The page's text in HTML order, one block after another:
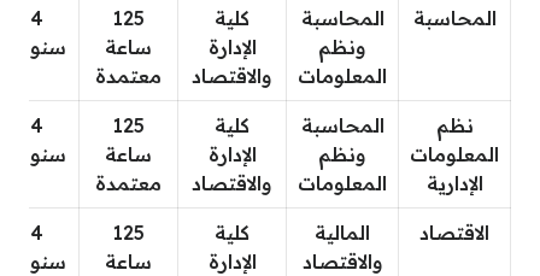
المحاسبة
المحاسبة
ونظم
المعلومات
كلية
الإدارة
والاقتصاد
125
ساعة
معتمدة
4
سنوات
نظم
المعلومات
الإدارية
المحاسبة
ونظم
المعلومات
كلية
الإدارة
والاقتصاد
125
ساعة
معتمدة
4
سنوات
الاقتصاد
المالية
والاقتصاد
كلية
الإدارة
125
ساعة
4
سنوات